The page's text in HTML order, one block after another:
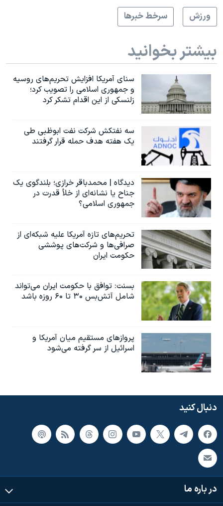
ورزش
سرخط خبرها
بیشتر بخوانید
سنای آمریکا افزایش تحریم‌های روسیه
و جمهوری اسلامی را تصویب کرد؛
زلنسکی از این اقدام تشکر کرد
سه نفتکش شرکت نفت ابوظبی طی
یک هفته هدف حمله قرار گرفتند
دیدگاه | محمدباقر خرازی؛ بلندگوی یک
جناح یا نشانه‌ای از خلأ قدرت در
جمهوری اسلامی؟
تحریم‌های تازه آمریکا علیه شبکه‌ای از
صرافی‌ها و شرکت‌های پوششی
حکومت ایران
بسنت: توافق با حکومت ایران می‌تواند
شامل آتش‌بس ۳۰ تا ۶۰ روزه باشد
پروازهای مستقیم میان آمریکا و
اسرائیل از سر گرفته می‌شود
دنبال کنید
در باره ما